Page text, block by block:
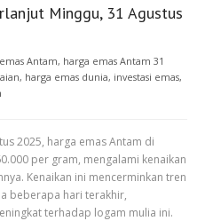
Minggu, 31 Agustus
Antam, harga emas Antam 31
, harga emas dunia, investasi emas,
2025, harga emas Antam di
per gram, mengalami kenaikan
Kenaikan ini mencerminkan tren
beberapa hari terakhir,
terhadap logam mulia ini.